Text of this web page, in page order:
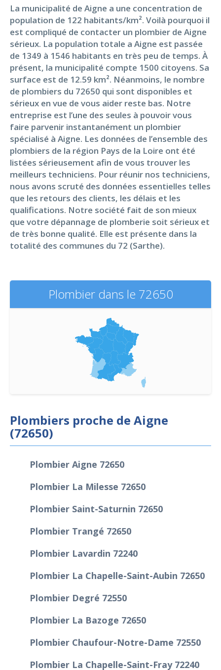
La municipalité de Aigne a une concentration de
population de 122 habitants/km². Voilà pourquoi il
est compliqué de contacter un plombier de Aigne
sérieux. La population totale a Aigne est passée
de 1349 à 1546 habitants en très peu de temps. À
présent, la municipalité compte 1500 citoyens. Sa
surface est de 12.59 km². Néanmoins, le nombre
de plombiers du 72650 qui sont disponibles et
sérieux en vue de vous aider reste bas. Notre
entreprise est l’une des seules à pouvoir vous
faire parvenir instantanément un plombier
spécialisé à Aigne. Les données de l’ensemble des
plombiers de la région Pays de la Loire ont été
listées sérieusement afin de vous trouver les
meilleurs techniciens. Pour réunir nos techniciens,
nous avons scruté des données essentielles telles
que les retours des clients, les délais et les
qualifications. Notre société fait de son mieux
que votre dépannage de plomberie soit sérieux et
de très bonne qualité. Elle est présente dans la
totalité des communes du 72 (Sarthe).
Plombier dans le 72650
Plombiers proche de Aigne
(72650)
Plombier Aigne 72650
Plombier La Milesse 72650
Plombier Saint-Saturnin 72650
Plombier Trangé 72650
Plombier Lavardin 72240
Plombier La Chapelle-Saint-Aubin 72650
Plombier Degré 72550
Plombier La Bazoge 72650
Plombier Chaufour-Notre-Dame 72550
Plombier La Chapelle-Saint-Fray 72240